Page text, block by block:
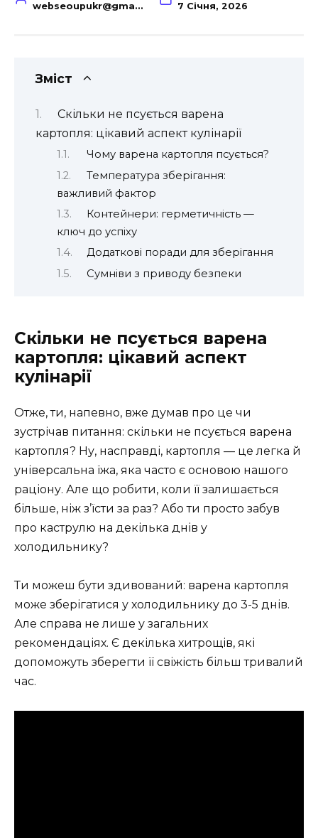
webseoupukr@gmail.com 7 Січня, 2026
Зміст
Скільки не псується варена
картопля: цікавий аспект кулінарії
Чому варена картопля псується?
Температура зберігання:
важливий фактор
Контейнери: герметичність —
ключ до успіху
Додаткові поради для зберігання
Сумніви з приводу безпеки
Скільки не псується варена
картопля: цікавий аспект
кулінарії
Отже, ти, напевно, вже думав про це чи
зустрічав питання: скільки не псується варена
картопля? Ну, насправді, картопля — це легка й
універсальна їжа, яка часто є основою нашого
раціону. Але що робити, коли її залишається
більше, ніж з’їсти за раз? Або ти просто забув
про каструлю на декілька днів у
холодильнику?
Ти можеш бути здивований: варена картопля
може зберігатися у холодильнику до 3-5 днів.
Але справа не лише у загальних
рекомендаціях. Є декілька хитрощів, які
допоможуть зберегти її свіжість більш тривалий
час.